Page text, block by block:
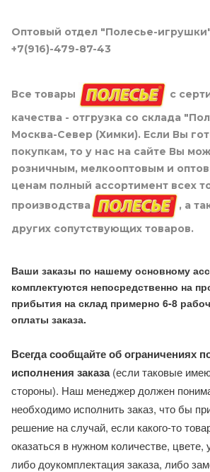
Оптовый отдел "Полесье-
+7(916)-479-87-43
Все товары
с
качества - отгрузка со склада
Москва-Север (Химки). Если Вы
покупкам, то у нас на сайте Вы
розничным, мелкооптовым и
ценам полный ассортимент всех
производства
, а
других сопутствующих товаров.
Ваши заказы по нашему основному
комплектуются непосредственно на
прибытия на склад примерно 6-8
оплаты заказа.
Всегда сообщайте об ограничениях
исполнения заказа(если таковые
стороны). Наш менеджер должен
необходимо исполнить заказ, что бы
решение на случай, если какого-то
оказаться в нужном количестве, цвете,
либо доукомплектация заказа, либо